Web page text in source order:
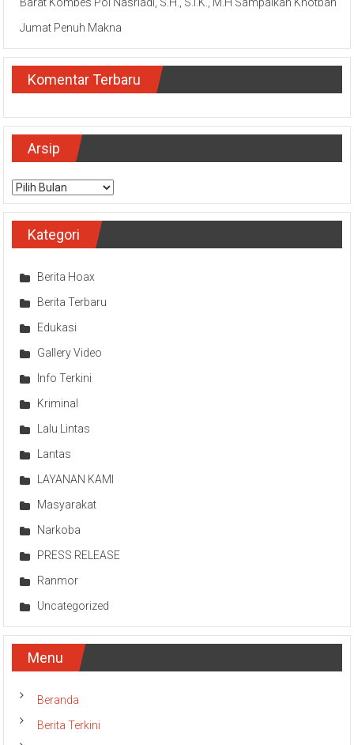
Barat Kombes Pol Nasriadi, S.H., S.I.K., M.H Sampaikan Khotbah
Jumat Penuh Makna
Komentar Terbaru
Arsip
Arsip
Kategori
Berita Hoax
Berita Terbaru
Edukasi
Gallery Video
Info Terkini
Kriminal
Lalu Lintas
Lantas
LAYANAN KAMI
Masyarakat
Narkoba
PRESS RELEASE
Ranmor
Uncategorized
Menu
Beranda
Berita Terkini